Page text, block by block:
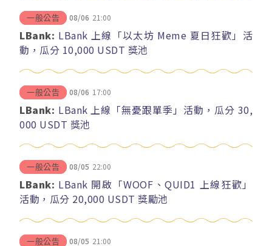
一般公告 08/06 21:00
LBank: LBank 上線「以太坊 Meme 夏日狂歡」活
動，瓜分 10,000 USDT 獎池
一般公告 08/06 17:00
LBank: LBank 上線「無憂跟單季」活動，瓜分 30,
000 USDT 獎池
一般公告 08/05 22:00
LBank: LBank 開啟「WOOF、QUID1 上線狂歡」
活動，瓜分 20,000 USDT 獎勵池
一般公告 08/05 21:00